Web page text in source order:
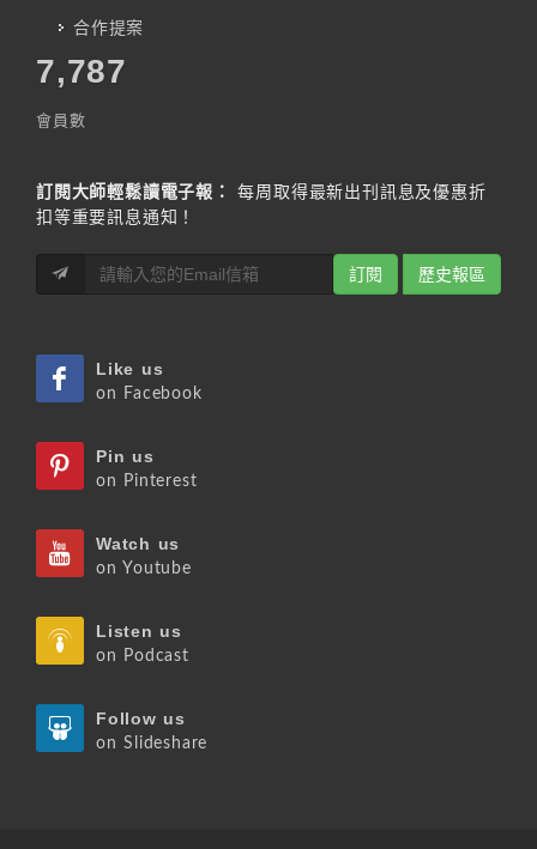
合作提案
7,787
會員數
訂閱大師輕鬆讀電子報：
每周取得最新出刊訊息及優惠折
扣等重要訊息通知！
訂閱 歷史報區
Like us
on Facebook
Pin us
on Pinterest
Watch us
on Youtube
Listen us
on Podcast
Follow us
on Slideshare